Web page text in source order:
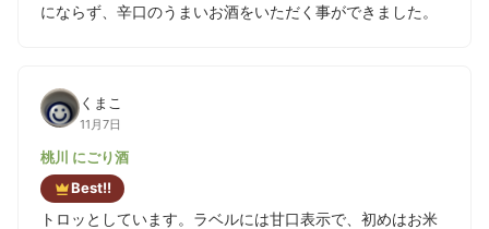
にならず、辛口のうまいお酒をいただく事ができました。
くまこ
11月7日
桃川 にごり酒
Best!!
トロッとしています。ラベルには甘口表示で、初めはお米